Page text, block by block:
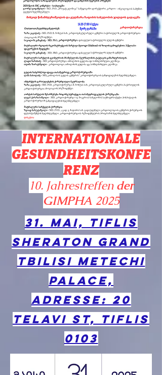
INTERNATIONALE
GESUNDHEITSKONFE
RENZ
10. Jahrestreffen der
GIMPHA2025
31. Mai, Tiflis
Sheraton Grand
Tbilisi Metechi
Palace,
Adresse: 20
Telavi St, Tiflis
0103